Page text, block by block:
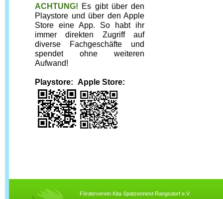
ACHTUNG! Es gibt über den
Playstore und über den Apple
Store eine App. So habt ihr
immer direkten Zugriff auf
diverse Fachgeschäfte und
spendet ohne weiteren
Aufwand!
Playstore: Apple Store:
Förderverein Kita Spatzennest Rangsdorf e.V.